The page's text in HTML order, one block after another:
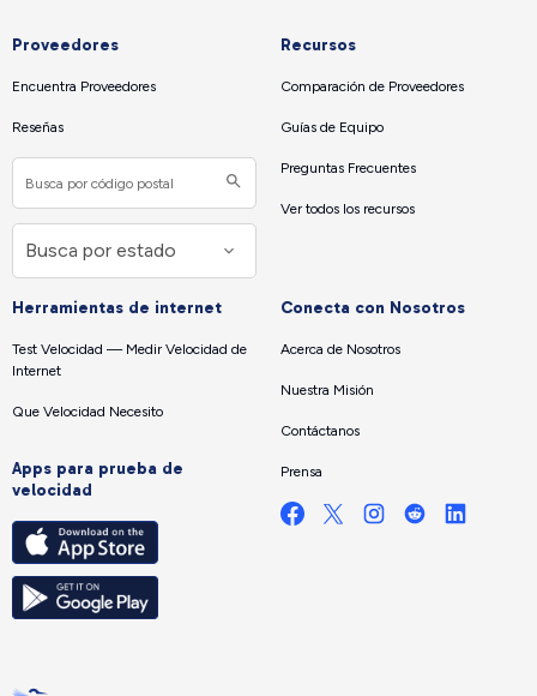
Proveedores
Encuentra Proveedores
Reseñas
Recursos
Comparación de Proveedores
Guías de Equipo
Preguntas Frecuentes
Ver todos los recursos
Herramientas de internet
Test Velocidad — Medir Velocidad de
Internet
Que Velocidad Necesito
Apps para prueba de
velocidad
Conecta con Nosotros
Acerca de Nosotros
Nuestra Misión
Contáctanos
Prensa